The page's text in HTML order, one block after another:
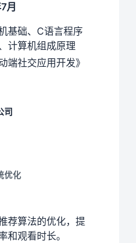
月
基础、C语言程序
计算机组成原理
端社交应用开发》
司
优化
荐算法的优化，提
和观看时长。